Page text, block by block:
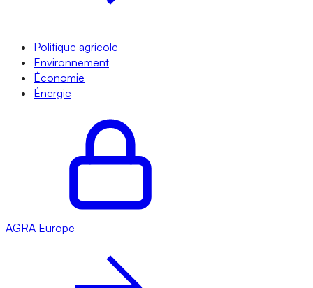
Politique agricole
Environnement
Économie
Énergie
AGRA Europe